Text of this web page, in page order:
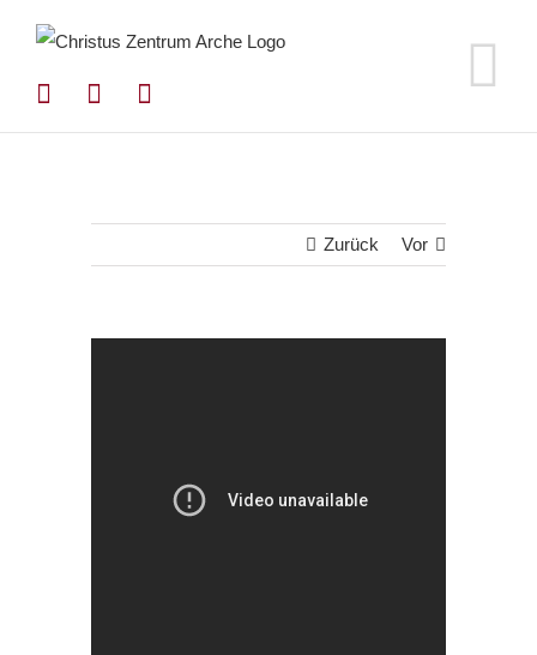
springen
Zurück Vor